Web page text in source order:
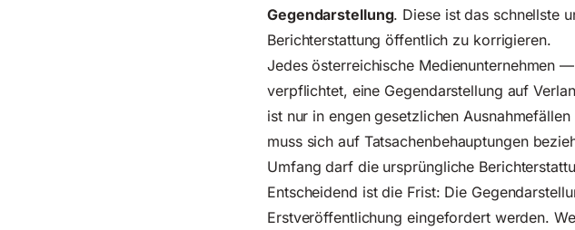
Gegendarstellung. Diese ist das schnellste
Berichterstattung öffentlich zu korrigieren.
Jedes österreichische Medienunternehmen
verpflichtet, eine Gegendarstellung auf
ist nur in engen gesetzlichen
muss sich auf Tatsachenbehauptungen
Umfang darf die ursprüngliche
Entscheidend ist die Frist: Die
Erstveröffentlichung eingefordert werden.